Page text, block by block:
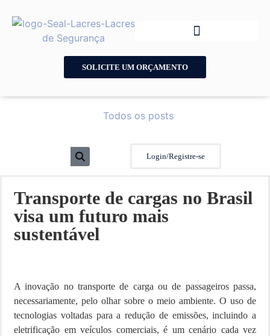
SOLICITE UM ORÇAMENTO
Todos os posts
Login/Registre-se
Transporte de cargas no Brasil
visa um futuro mais
sustentável
A inovação no transporte de carga ou de passageiros passa,
necessariamente, pelo olhar sobre o meio ambiente. O uso de
tecnologias voltadas para a redução de emissões, incluindo a
eletrificação em veículos comerciais, é um cenário cada vez